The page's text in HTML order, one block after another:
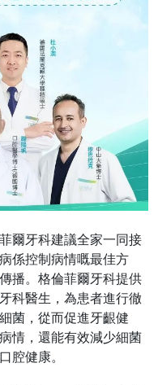
爾牙科建議全家一同接
係控制病情嘅最佳方
播。格倫菲爾牙科提供
科醫生，為患者進行徹
菌，從而促進牙齦健
情，還能有效減少細菌
腔健康。